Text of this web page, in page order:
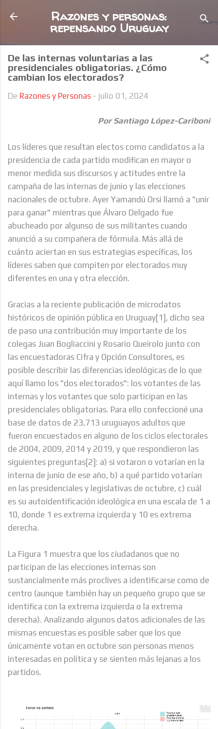
Ir al contenido principal
Razones y personas:
repensando Uruguay
De las internas voluntarias a las
presidenciales obligatorias. ¿Cómo
cambian los electorados?
De Razones y Personas - julio 01, 2024
Por Santiago López-Cariboni
Los líderes que resultan electos como candidatos a la
presidencia de cada partido modifican en mayor o
menor medida sus discursos y actitudes entre la
campaña de las internas de junio y las elecciones
nacionales de octubre. Ayer Yamandú Orsi llamó a "unir
para ganar" mientras que Álvaro Delgado fue
abucheado por algunso de sus militantes cuando
anunció a su compañera de fórmula. Más allá de
cuánto aciertan en sus estrategias específicas, los
líderes saben que compiten por electorados muy
diferentes en una y otra elección.
Gracias a la reciente publicación de microdatos
históricos de opinión pública en Uruguay[1], dicho sea
de paso una contribución muy importante de los
colegas Juan Bogliaccini y Rosario Queirolo junto con
las encuestadoras Cifra y Opción Consultores, es
posible describir las diferencias ideológicas de lo que
aquí llamo los "dos electorados": los votantes de las
internas y los votantes que solo participan en las
presidenciales obligatorias. Para ello confeccioné una
base de datos de 23,713 uruguayos adultos que
fueron encuestados en alguno de los ciclos electorales
de 2004, 2009, 2014 y 2019, y que respondieron las
siguientes preguntas[2]: a) si votaron o votarían en la
interna de junio de ese año, b) a qué partido votarían
en las presidenciales y legislativas de octubre, c) cuál
es su autoidentificación ideológica en una escala de 1 a
10, donde 1 es extrema izquierda y 10 es extrema
derecha.
La Figura 1 muestra que los ciudadanos que no
participan de las elecciones internas son
sustancialmente más proclives a identificarse como de
centro (aunque también hay un pequeño grupo que se
identifica con la extrema izquierda o la extrema
derecha). Analizando algunos datos adicionales de las
mismas encuestas es posible saber que los que
únicamente votan en octubre son personas menos
interesadas en política y se sienten más lejanas a los
partidos.